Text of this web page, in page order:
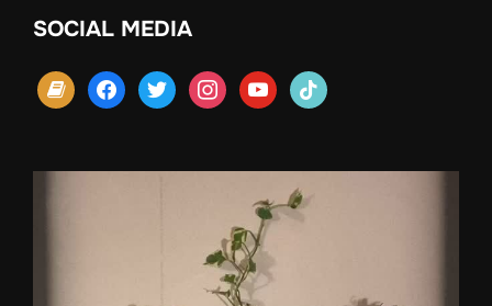
SOCIAL MEDIA
book facebooktwitter instagramyoutubetiktok